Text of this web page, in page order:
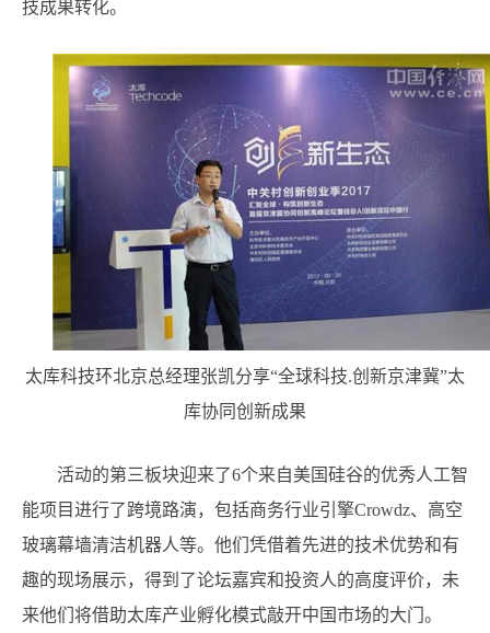
技成果转化。
太库科技环北京总经理张凯分享“全球科技.创新京津冀”太
库协同创新成果
活动的第三板块迎来了6个来自美国硅谷的优秀人工智
能项目进行了跨境路演，包括商务行业引擎Crowdz、高空
玻璃幕墙清洁机器人等。他们凭借着先进的技术优势和有
趣的现场展示，得到了论坛嘉宾和投资人的高度评价，未
来他们将借助太库产业孵化模式敲开中国市场的大门。